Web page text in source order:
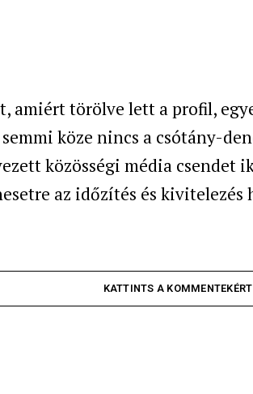
amiért törölve lett a profil,
köze nincs a csótány-
közösségi média csendet
az időzítés és
KATTINTS A KOMMENTEKÉRT